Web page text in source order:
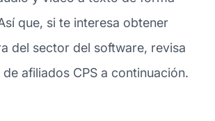
que, si te interesa obtener
del sector del software, revisa
afiliados CPS a continuación.